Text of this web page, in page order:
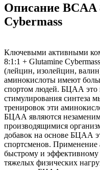
Описание BCAA
Cybermass
Ключевыми активными
8:1:1 + Glutamine
(лейцин, изолейцин,
аминокислоты имеют
спортом людей. БЦАА это
стимулирования синтеза
тренировок эти
БЦАА являются
производящимися
добавок на основе БЦАА
спортсменов.
быстрому и
тяжелых физических